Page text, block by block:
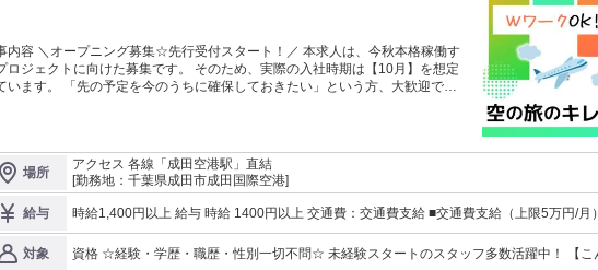
まずは気軽にご応募ください。 ＝＝＝＝＝＝＝＝＝＝＝＝＝＝
＝＝
内容 ＼オープニング募集☆先行受付スタート！／ 本求人は、今秋本格稼働す
ロジェクトに向けた募集です。 そのため、実際の入社時期は【10月】を想定
予定を今のうちに確保しておきたい」という方、大歓迎で
理なく働けます。 「飛行機を見るのが好き」 「久しぶりのお仕事で少
安…」 「学業と両立して働きたい！」 応募のきっかけは、そんな小さなこと
＝＝＝＝＝＝＝＝ 具体的な仕事内容 ＝＝＝＝＝＝＝＝＝ 航空機
の清掃業務をお任せします。 次便のお客様が心地よく過ごせるよう、 座席周
をするお仕事です。 □座席シートの拭き掃除 □機内のゴミ回収 □その他、
般 など 限られた時間内にチームで協力し合い、 仕事を分担して作業を
ます。 基本はシンプル＆モクモク作業なので 未経験の方でも焦らず安心して
場所
アクセス 各線「成田空港駅」直結
[勤務地：千葉県成田市成田国際空港]
給与 時給1,400円以上 給与 時給 1400円以上 交通費：交通費支給 ■交通費支給（上限5万円/月）
対象
資格 ☆経験・学歴・職歴・性別一切不問☆ 未経験スタートのスタッフ多数活躍中！ 【こんな方にピッタリです】